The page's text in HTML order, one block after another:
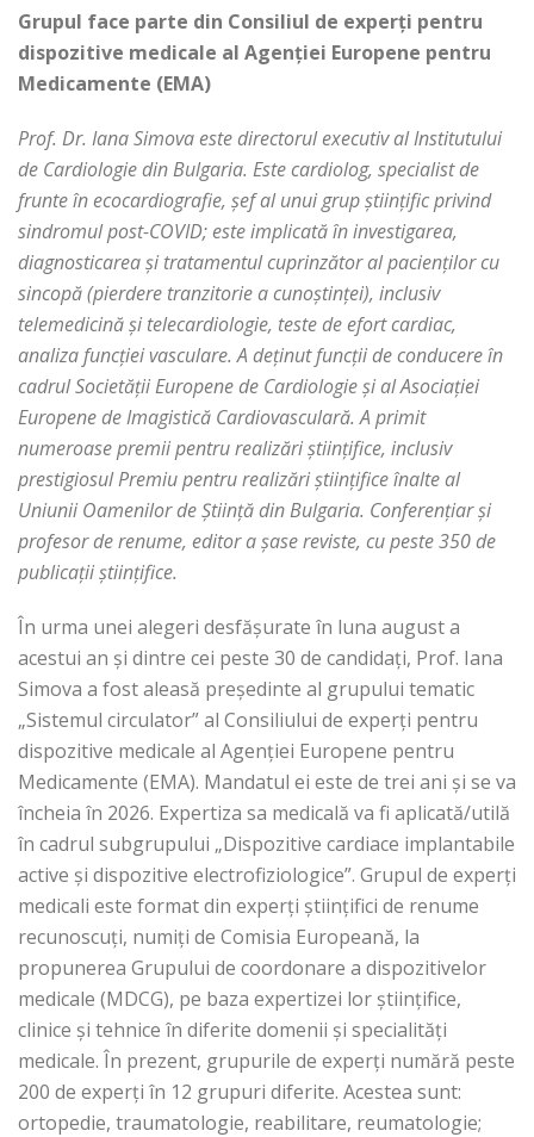
Grupul face parte din Consiliul de experți pentru
dispozitive medicale al Agenției Europene pentru
Medicamente (EMA)
Prof. Dr. Iana Simova este directorul executiv al Institutului
de Cardiologie din Bulgaria. Este cardiolog, specialist de
frunte în ecocardiografie, șef al unui grup științific privind
sindromul post-COVID; este implicată în investigarea,
diagnosticarea și tratamentul cuprinzător al pacienților cu
sincopă (pierdere tranzitorie a cunoștinței), inclusiv
telemedicină și telecardiologie, teste de efort cardiac,
analiza funcției vasculare. A deținut funcții de conducere în
cadrul Societății Europene de Cardiologie și al Asociației
Europene de Imagistică Cardiovasculară. A primit
numeroase premii pentru realizări științifice, inclusiv
prestigiosul Premiu pentru realizări științifice înalte al
Uniunii Oamenilor de Știință din Bulgaria. Conferențiar și
profesor de renume, editor a șase reviste, cu peste 350 de
publicații științifice.
În urma unei alegeri desfășurate în luna august a
acestui an și dintre cei peste 30 de candidați, Prof. Iana
Simova a fost aleasă președinte al grupului tematic
„Sistemul circulator” al Consiliului de experți pentru
dispozitive medicale al Agenției Europene pentru
Medicamente (EMA). Mandatul ei este de trei ani și se va
încheia în 2026. Expertiza sa medicală va fi aplicată/utilă
în cadrul subgrupului „Dispozitive cardiace implantabile
active și dispozitive electrofiziologice”. Grupul de experți
medicali este format din experți științifici de renume
recunoscuți, numiți de Comisia Europeană, la
propunerea Grupului de coordonare a dispozitivelor
medicale (MDCG), pe baza expertizei lor științifice,
clinice și tehnice în diferite domenii și specialități
medicale. În prezent, grupurile de experți numără peste
200 de experți în 12 grupuri diferite. Acestea sunt:
ortopedie, traumatologie, reabilitare, reumatologie;